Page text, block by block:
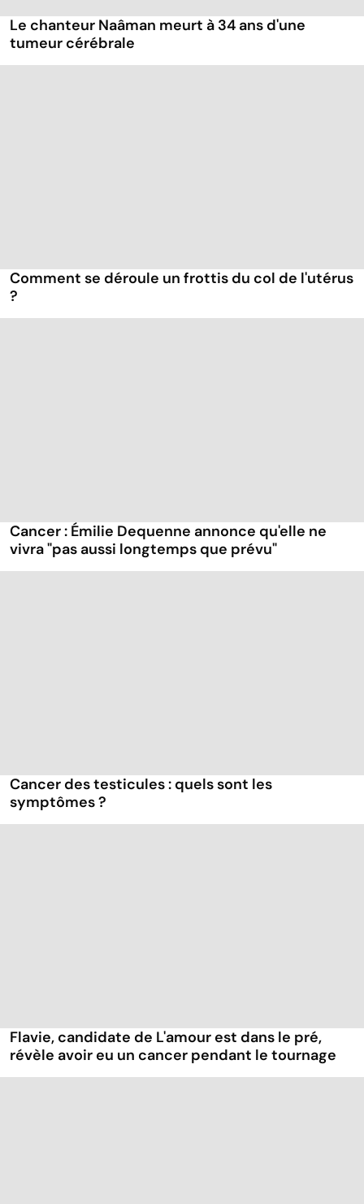
Le chanteur Naâman meurt à 34 ans d'une
tumeur cérébrale
Comment se déroule un frottis du col de l'utérus
?
Cancer : Émilie Dequenne annonce qu'elle ne
vivra "pas aussi longtemps que prévu"
Cancer des testicules : quels sont les
symptômes ?
Flavie, candidate de L'amour est dans le pré,
révèle avoir eu un cancer pendant le tournage